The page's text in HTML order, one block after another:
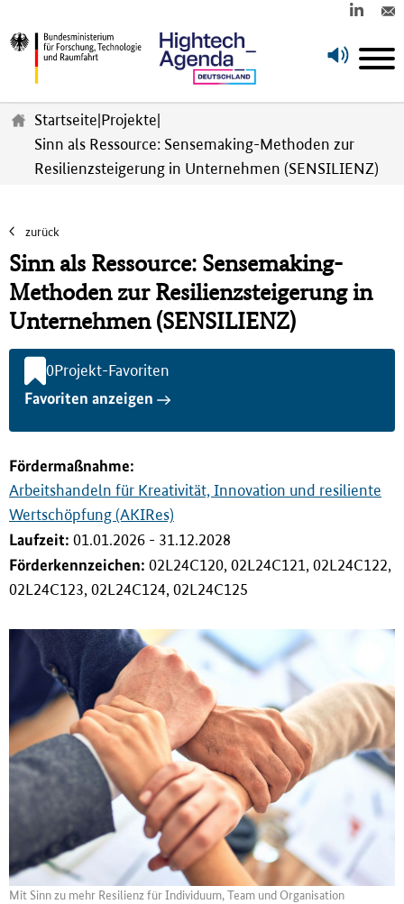
Startseite Projekte
Sinn als Ressource: Sensemaking-Methoden zur
Resilienzsteigerung in Unternehmen (SENSILIENZ)
zurück
Sinn als Ressource: Sensemaking-
Methoden zur Resilienzsteigerung in
Unternehmen (SENSILIENZ)
0Projekt-Favoriten
Favoriten anzeigen
Fördermaßnahme:
Arbeitshandeln für Kreativität, Innovation und resiliente
Wertschöpfung (AKIRes)
Laufzeit: 01.01.2026 - 31.12.2028
Förderkennzeichen: 02L24C120, 02L24C121, 02L24C122,
02L24C123, 02L24C124, 02L24C125
Mit Sinn zu mehr Resilienz für Individuum, Team und Organisation